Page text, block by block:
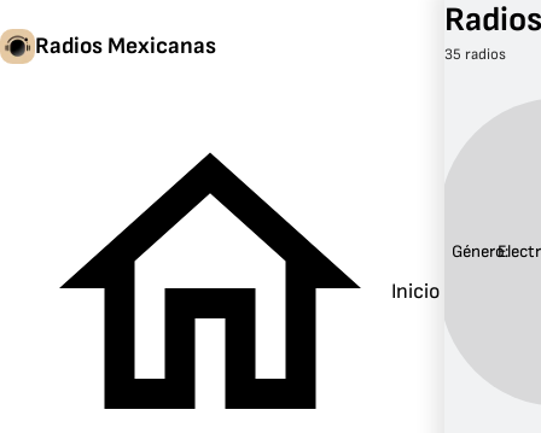
Radios Mexicanas
Inicio
35 radios
Género: